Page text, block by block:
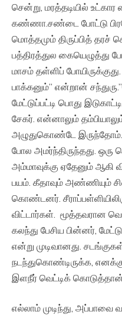
சென்று, மரத்தடியில்
கண்ணா.சண்டை போட்டு
மொத்தமும் திருப்பித் தரச்
பத்திரத்துல கையெழுத்து
மாசம் தள்ளிப்
பாக்கனும்” என்றான்
மேட்டுப்பட்டி பொது
சேகர். என்னாலும்
அழுதுகொண்டே இருந்தோம்.
போல அமர்ந்திருந்தது.
அம்மாவுக்கு ஏதேனும் ஆகி
பயம். கீதாவும் அண்ணியும்
கொண்டனர்.
விட்டார்கள். மூத்தவரான
கலந்து பேசிய பின்னர்,
என்று முடிவானது.
நடந்துகொண்டிருக்க,
இளநீர் வெட்டிக்
எல்லாம் முடிந்து, அப்பாவை